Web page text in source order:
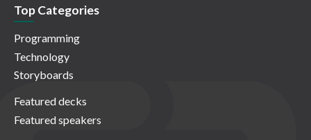
Top Categories
Programming
Technology
Storyboards
Featured decks
Featured speakers